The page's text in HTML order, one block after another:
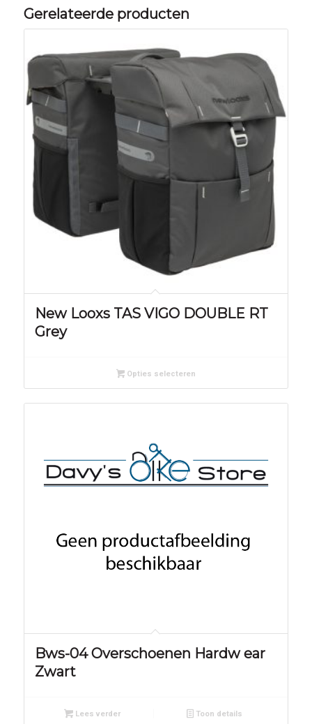
Gerelateerde producten
New Looxs TAS VIGO DOUBLE RT
Grey
Opties selecteren
Bws-04 Overschoenen Hardw ear
Zwart
Lees verder Toon details